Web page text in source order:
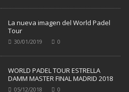
La nueva imagen del World Padel
Tour
30/01/2019 0
WORLD PADEL TOUR ESTRELLA
DAMM MASTER FINAL MADRID 2018
05/12/2018 0